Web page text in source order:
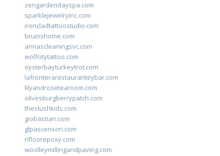
zengardendayspa.com
sparklejewelryinc.com
ironcladtattoostudio.com
bruinshome.com
annascleaningsvc.com
wolfcitytattoo.com
oysterbayturkeytrot.com
lafronterarestauranteybar.com
lilyandrosetearoom.com
olivesburgberrypatch.com
theslushkids.com
giobastian.com
glpascensori.com
rifloorepoxy.com
woolleymillingandpaving.com